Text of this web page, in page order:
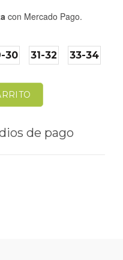
con Mercado Pago.
30 31-32 33-34